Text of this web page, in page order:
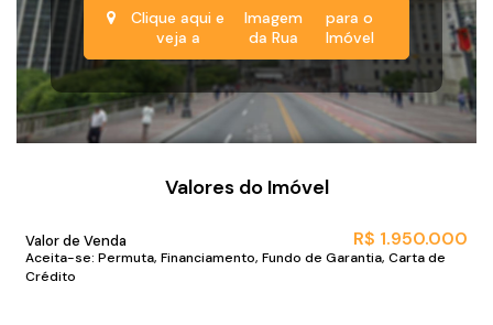
Clique aqui e
veja a
Imagem
da Rua
para o
Imóvel
Valores do Imóvel
R$ 1.950.000
Valor de Venda
Aceita-se: Permuta, Financiamento, Fundo de Garantia, Carta de
Crédito